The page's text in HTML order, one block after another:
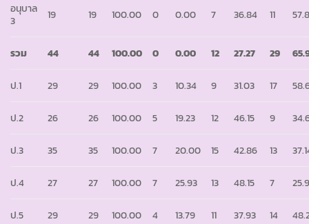
อนุบาล
3
19 19 100.00 0 0.00 7 36.84 11
รวม 44 44 100.00 0 0.00 12 27.27 29
ป.1 29 29 100.00 3 10.34 9 31.03 17
ป.2 26 26 100.00 5 19.23 12 46.15 9
ป.3 35 35 100.00 7 20.00 15 42.86 13
ป.4 27 27 100.00 7 25.93 13 48.15 7
ป.5 29 29 100.00 4 13.79 11 37.93 14